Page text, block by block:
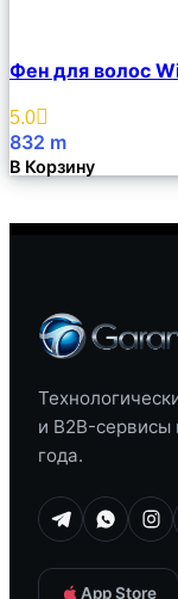
Описание
Избранное
Фен для волос
5.0
832 m
В Корзину
и B2B-сервисы
года.
App Store